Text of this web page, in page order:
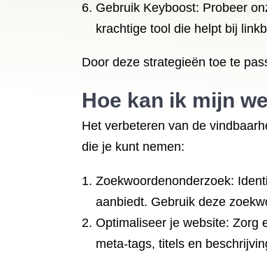
Gebruik Keyboost: Probeer
krachtige tool die helpt bij
Door deze strategieën toe te
Hoe kan ik mijn
Het verbeteren van de
die je kunt nemen:
Zoekwoordenonderzoek:
aanbiedt. Gebruik deze
Optimaliseer je website: Zorg
meta-tags, titels en